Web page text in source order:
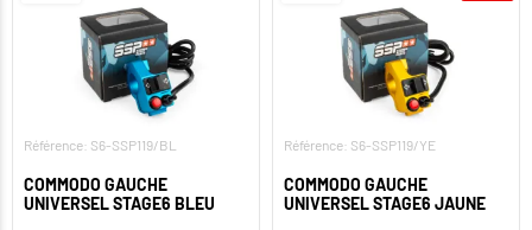
Référence: S6-SSP119/BL
COMMODO GAUCHE
UNIVERSEL STAGE6 BLEU
Référence: S6-SSP119/YE
COMMODO GAUCHE
UNIVERSEL STAGE6 JAUNE